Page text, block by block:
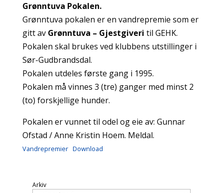
Grønntuva Pokalen.
Grønntuva pokalen er en vandrepremie som er
gitt avGrønntuva – Gjestgiveri til GEHK.
Pokalen skal brukes ved klubbens utstillinger i
Sør-Gudbrandsdal.
Pokalen utdeles første gang i 1995.
Pokalen må vinnes 3 (tre) ganger med minst 2
(to) forskjellige hunder.
Pokalen er vunnet til odel og eie av: Gunnar
Ofstad / Anne Kristin Hoem. Meldal.
Vandrepremier Download
Arkiv